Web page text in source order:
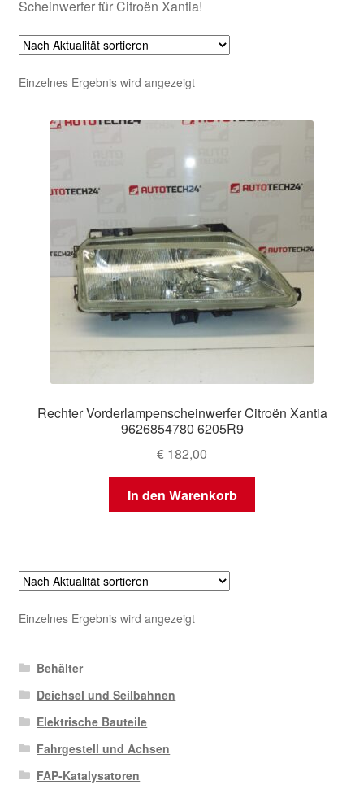
Scheinwerfer für Citroën Xantia!
Einzelnes Ergebnis wird angezeigt
Rechter Vorderlampenscheinwerfer Citroën Xantia
9626854780 6205R9
€ 182,00
In den Warenkorb
Einzelnes Ergebnis wird angezeigt
Behälter
Deichsel und Seilbahnen
Elektrische Bauteile
Fahrgestell und Achsen
FAP-Katalysatoren